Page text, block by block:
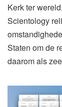
Kerk ter
Scientology
Staten om de
daarom als